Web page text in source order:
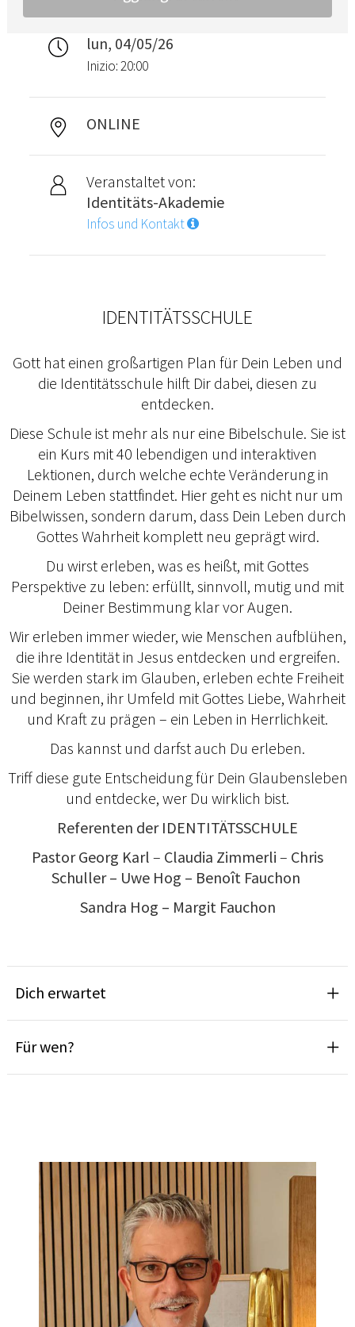
lun, 04/05/26
Inizio: 20:00
ONLINE
Veranstaltet von:
Identitäts-Akademie
Infos und Kontakt
IDENTITÄTSSCHULE
Gott hat einen großartigen Plan für Dein Leben und
die Identitätsschule hilft Dir dabei, diesen zu
entdecken.
Diese Schule ist mehr als nur eine Bibelschule. Sie ist
ein Kurs mit 40 lebendigen und interaktiven
Lektionen, durch welche echte Veränderung in
Deinem Leben stattfindet. Hier geht es nicht nur um
Bibelwissen, sondern darum, dass Dein Leben durch
Gottes Wahrheit komplett neu geprägt wird.
Du wirst erleben, was es heißt, mit Gottes
Perspektive zu leben: erfüllt, sinnvoll, mutig und mit
Deiner Bestimmung klar vor Augen.
Wir erleben immer wieder, wie Menschen aufblühen,
die ihre Identität in Jesus entdecken und ergreifen.
Sie werden stark im Glauben, erleben echte Freiheit
und beginnen, ihr Umfeld mit Gottes Liebe, Wahrheit
und Kraft zu prägen – ein Leben in Herrlichkeit.
Das kannst und darfst auch Du erleben.
Triff diese gute Entscheidung für Dein Glaubensleben
und entdecke, wer Du wirklich bist.
Referenten der IDENTITÄTSSCHULE
Pastor Georg Karl – Claudia Zimmerli – Chris
Schuller – Uwe Hog – Benoît Fauchon
Sandra Hog – Margit Fauchon
Dich erwartet
Für wen?